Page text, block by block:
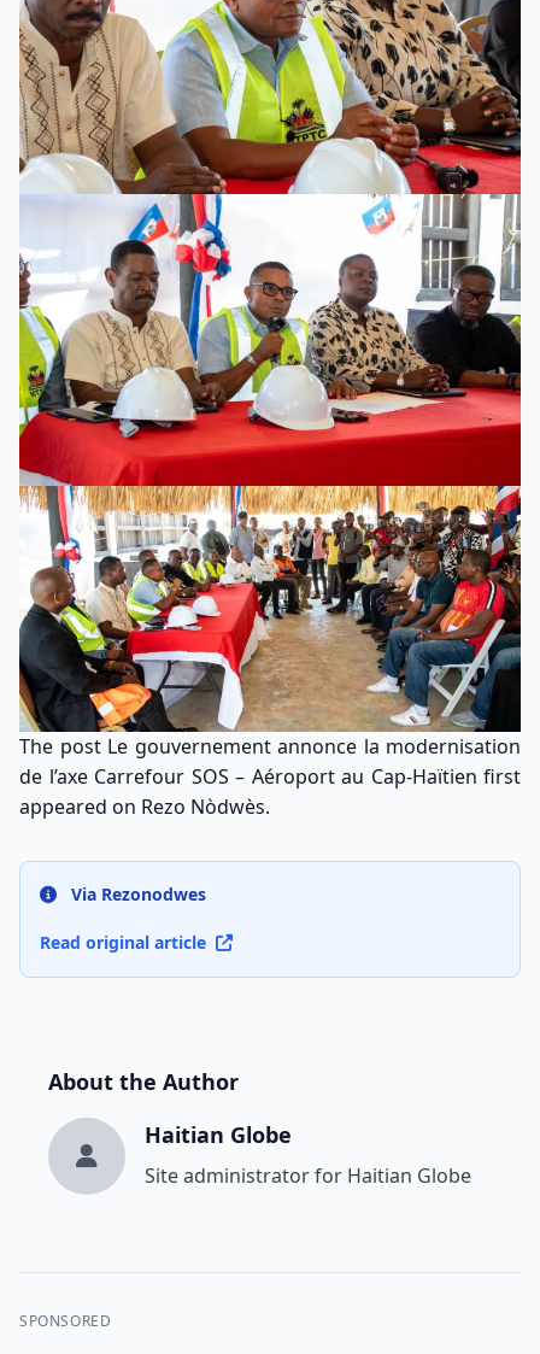
The post Le gouvernement annonce la modernisation
de l’axe Carrefour SOS – Aéroport au Cap-Haïtien first
appeared on Rezo Nòdwès.
Via Rezonodwes
Read original article
About the Author
Haitian Globe
Site administrator for Haitian Globe
SPONSORED